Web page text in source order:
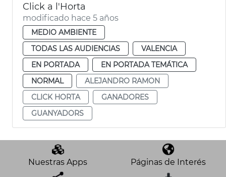
Click a l'Horta
modificado hace 5 años
MEDIO AMBIENTE
TODAS LAS AUDIENCIAS
VALENCIA
EN PORTADA
EN PORTADA TEMÁTICA
NORMAL
ALEJANDRO RAMON
CLICK HORTA
GANADORES
GUANYADORS
Nuestras Apps Páginas de Interés